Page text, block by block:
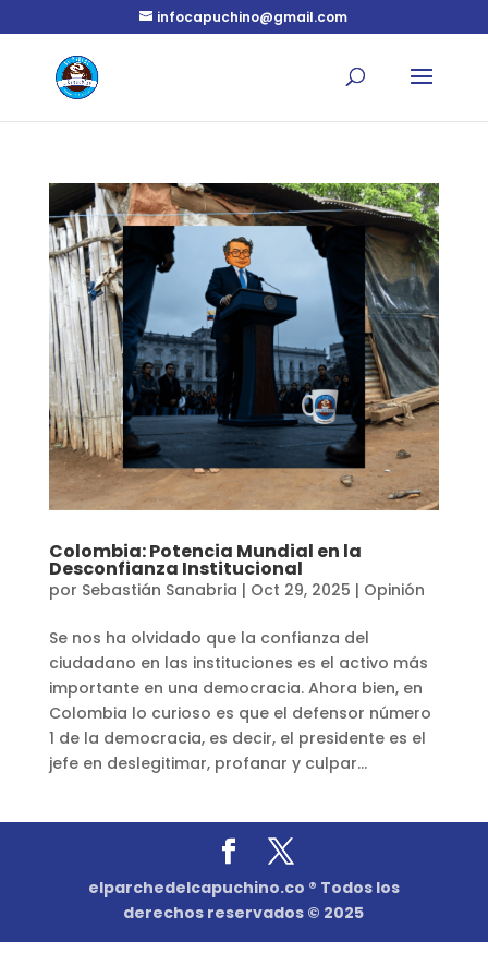
infocapuchino@gmail.com
Colombia: Potencia Mundial en la
Desconfianza Institucional
por Sebastián Sanabria | Oct 29, 2025 | Opinión
Se nos ha olvidado que la confianza del
ciudadano en las instituciones es el activo más
importante en una democracia. Ahora bien, en
Colombia lo curioso es que el defensor número
1 de la democracia, es decir, el presidente es el
jefe en deslegitimar, profanar y culpar...
elparchedelcapuchino.co ® Todos los
derechos reservados © 2025